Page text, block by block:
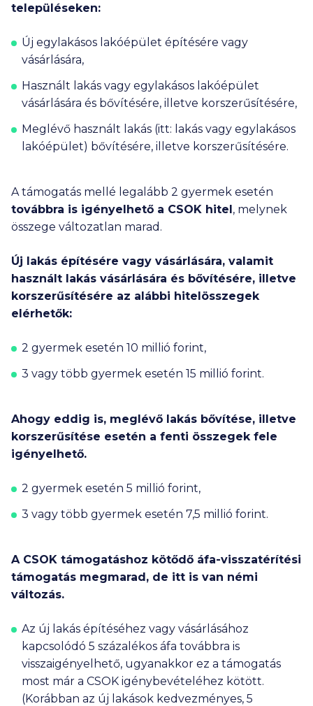
településeken:
Új egylakásos lakóépület építésére vagy
vásárlására,
Használt lakás vagy egylakásos lakóépület
vásárlására és bővítésére, illetve korszerűsítésére,
Meglévő használt lakás (itt: lakás vagy egylakásos
lakóépület) bővítésére, illetve korszerűsítésére.
A támogatás mellé legalább 2 gyermek esetén
továbbra is igényelhető a CSOK hitel, melynek
összege változatlan marad.
Új lakás építésére vagy vásárlására, valamit
használt lakás vásárlására és bővítésére, illetve
korszerűsítésére az alábbi hitelösszegek
elérhetők:
2 gyermek esetén 10 millió forint,
3 vagy több gyermek esetén 15 millió forint.
Ahogy eddig is, meglévő lakás bővítése, illetve
korszerűsítése esetén a fenti összegek fele
igényelhető.
2 gyermek esetén 5 millió forint,
3 vagy több gyermek esetén 7,5 millió forint.
A CSOK támogatáshoz kötődő áfa-visszatérítési
támogatás megmarad, de itt is van némi
változás.
Az új lakás építéséhez vagy vásárlásához
kapcsolódó 5 százalékos áfa továbbra is
visszaigényelhető, ugyanakkor ez a támogatás
most már a CSOK igénybevételéhez kötött.
(Korábban az új lakások kedvezményes, 5